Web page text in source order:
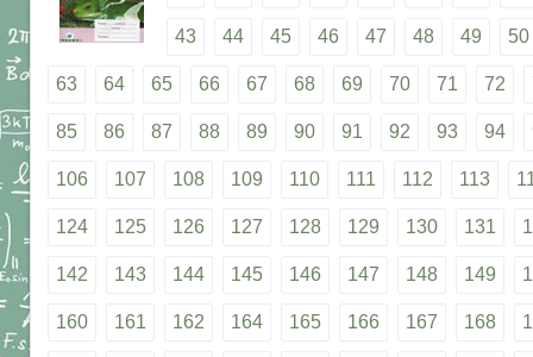
43 44 45 46 47 48 49 50
63 64 65 66 67 68 69 70 71 72
85 86 87 88 89 90 91 92 93 94
106 107 108 109 110 111 112 113
124 125 126 127 128 129 130 131
142 143 144 145 146 147 148 149
160 161 162 164 165 166 167 168